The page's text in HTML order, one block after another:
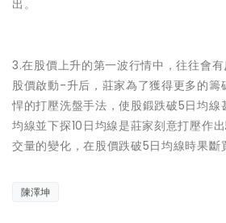
出。
3.在股價上升的第一波行情中，往往會有
股價啟動-升后，莊家為了獲得更多的籌
悍的打壓洗盤手法，使股鍛跌破5日均線
均線並下探10日均線是莊家刻意打壓作
交量的變化，在股價跌破5日均線時果斷
陳澤坤